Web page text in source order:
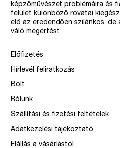
képzőművészet problémáira és
felület különböző rovatai
elő az eredendően szilánkos,
váló megértést.
Előfizetés
Hírlevél feliratkozás
Bolt
Rólunk
Szállítási és fizetési feltételek
Adatkezelési tájékoztató
Elállás a vásárlástól